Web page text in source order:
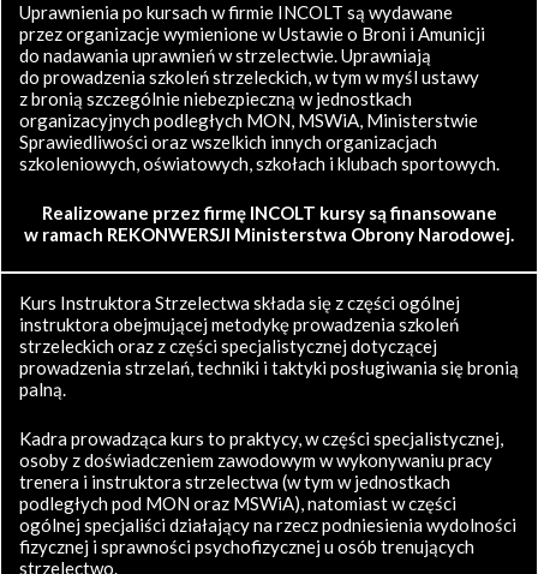
Uprawnienia po kursach w firmie INCOLT są wydawane
przez organizacje wymienione w Ustawie o Broni i Amunicji
do nadawania uprawnień w strzelectwie. Uprawniają
do prowadzenia szkoleń strzeleckich, w tym w myśl ustawy
z bronią szczególnie niebezpieczną w jednostkach
organizacyjnych podległych MON, MSWiA, Ministerstwie
Sprawiedliwości oraz wszelkich innych organizacjach
szkoleniowych, oświatowych, szkołach i klubach sportowych.
Realizowane przez firmę INCOLT kursy są finansowane
w ramach REKONWERSJI Ministerstwa Obrony Narodowej.
Kurs Instruktora Strzelectwa składa się z części ogólnej
instruktora obejmującej metodykę prowadzenia szkoleń
strzeleckich oraz z części specjalistycznej dotyczącej
prowadzenia strzelań, techniki i taktyki posługiwania się bronią
palną.
Kadra prowadząca kurs to praktycy, w części specjalistycznej,
osoby z doświadczeniem zawodowym w wykonywaniu pracy
trenera i instruktora strzelectwa (w tym w jednostkach
podległych pod MON oraz MSWiA), natomiast w części
ogólnej specjaliści działający na rzecz podniesienia wydolności
fizycznej i sprawności psychofizycznej u osób trenujących
strzelectwo.